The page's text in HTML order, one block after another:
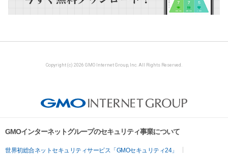
Copyright (c) 2026 GMO Internet Group, Inc. All Rights Reserved.
GMOインターネットグループのセキュリティ事業について
世界初総合ネットセキュリティサービス「GMOセキュリティ24」